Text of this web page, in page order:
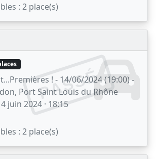
: 2 place(s)
PASSÉ
! - 14/06/2024 (19:00) -
Port Saint Louis du Rhône
juin 2024 · 18:15
: 2 place(s)